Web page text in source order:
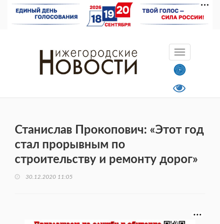
Станислав Прокопович: «Этот год
стал прорывным по
строительству и ремонту дорог»
30.12.2020 11:05